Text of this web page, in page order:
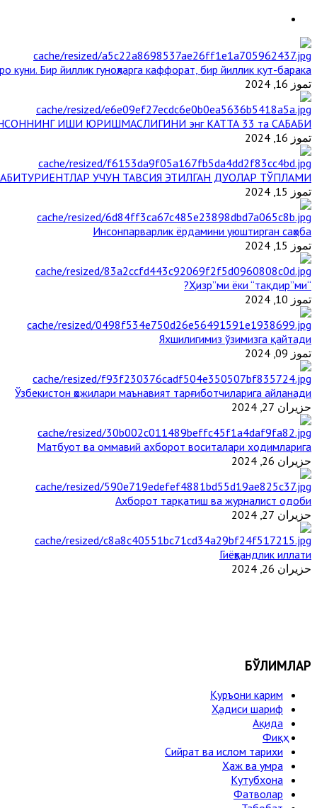
куни. Бир йиллик гуноҳларга каффорат, бир йиллик қут-барака
تموز 16, 2024
ИШИ ЮРИШМАСЛИГИНИ энг КАТТА 33 та САБАБИ
تموز 16, 2024
АБИТУРИЕНТЛАР УЧУН ТАВСИЯ ЭТИЛГАН ДУОЛАР ТЎПЛАМИ
تموز 15, 2024
Инсонпарварлик ёрдамини уюштирган саҳоба
تموز 15, 2024
“Ҳизр”ми ёки “тақдир”ми?
تموز 10, 2024
Яхшилигимиз ўзимизга қайтади
تموز 09, 2024
Ўзбекистон ҳожилари маънавият тарғиботчиларига айланади
حزيران 27, 2024
Матбуот ва оммавий ахборот воситалари ходимларига
حزيران 26, 2024
Ахборот тарқатиш ва журналист одоби
حزيران 27, 2024
Гиёҳвандлик иллати
حزيران 26, 2024
БЎЛИМЛАР
Қуръони карим
Ҳадиси шариф
Ақида
Фиқҳ
Сийрат ва ислом тарихи
Ҳаж ва умра
Кутубхона
Фатволар